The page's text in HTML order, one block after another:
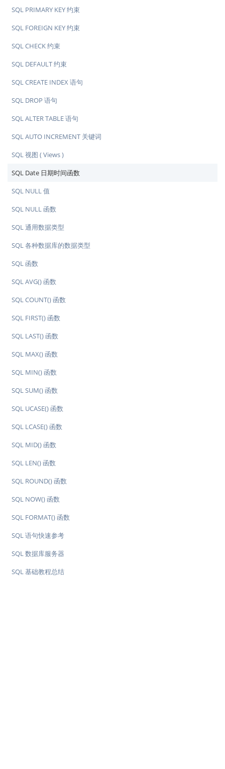
SQL PRIMARY KEY 约束
SQL FOREIGN KEY 约束
SQL CHECK 约束
SQL DEFAULT 约束
SQL CREATE INDEX 语句
SQL DROP 语句
SQL ALTER TABLE 语句
SQL AUTO INCREMENT 关键词
SQL 视图 ( Views )
SQL Date 日期时间函数
SQL NULL 值
SQL NULL 函数
SQL 通用数据类型
SQL 各种数据库的数据类型
SQL 函数
SQL AVG() 函数
SQL COUNT() 函数
SQL FIRST() 函数
SQL LAST() 函数
SQL MAX() 函数
SQL MIN() 函数
SQL SUM() 函数
SQL UCASE() 函数
SQL LCASE() 函数
SQL MID() 函数
SQL LEN() 函数
SQL ROUND() 函数
SQL NOW() 函数
SQL FORMAT() 函数
SQL 语句快速参考
SQL 数据库服务器
SQL 基础教程总结